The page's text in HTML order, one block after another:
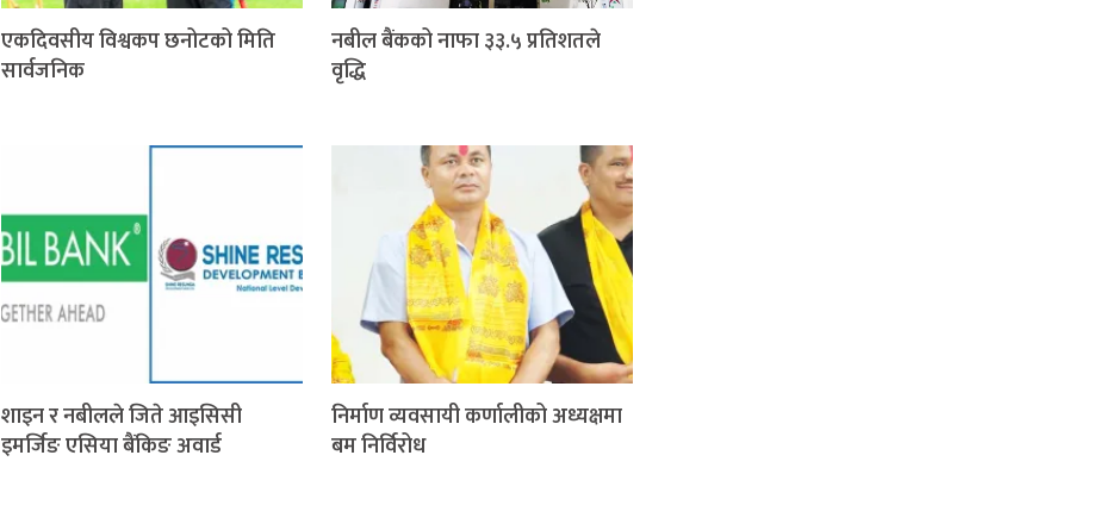
एकदिवसीय विश्वकप छनोटको मिति
सार्वजनिक
नबील बैंकको नाफा ३३.५ प्रतिशतले
वृद्धि
शाइन र नबीलले जिते आइसिसी
इमर्जिङ एसिया बैंकिङ अवार्ड
निर्माण व्यवसायी कर्णालीको अध्यक्षमा
बम निर्विरोध